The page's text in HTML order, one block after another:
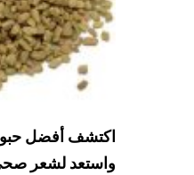
اكتشف أفضل
واستعد لشعر